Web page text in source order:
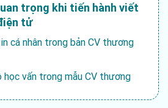
trọng khi tiến hành viết
tử
cá nhân trong bản CV thương
học vấn trong mẫu CV thương